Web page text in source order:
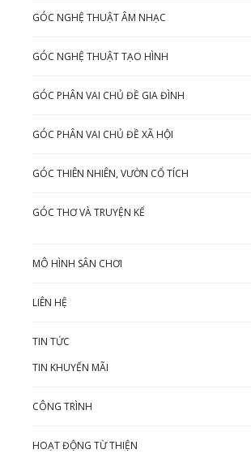
GÓC NGHỆ THUẬT ÂM NHẠC
GÓC NGHỆ THUẬT TẠO HÌNH
GÓC PHÂN VAI CHỦ ĐỀ GIA ĐÌNH
GÓC PHÂN VAI CHỦ ĐỀ XÃ HỘI
GÓC THIÊN NHIÊN, VƯỜN CỔ TÍCH
GÓC THƠ VÀ TRUYỆN KỂ
MÔ HÌNH SÂN CHƠI
LIÊN HỆ
TIN TỨC
TIN KHUYẾN MÃI
CÔNG TRÌNH
HOẠT ĐỘNG TỪ THIỆN